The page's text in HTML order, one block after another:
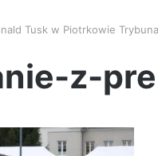
Tusk w Piotrkowie
z-